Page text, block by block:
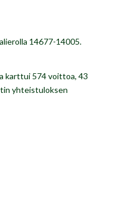
14677-14005.
karttui 574 voittoa, 43
yhteistuloksen